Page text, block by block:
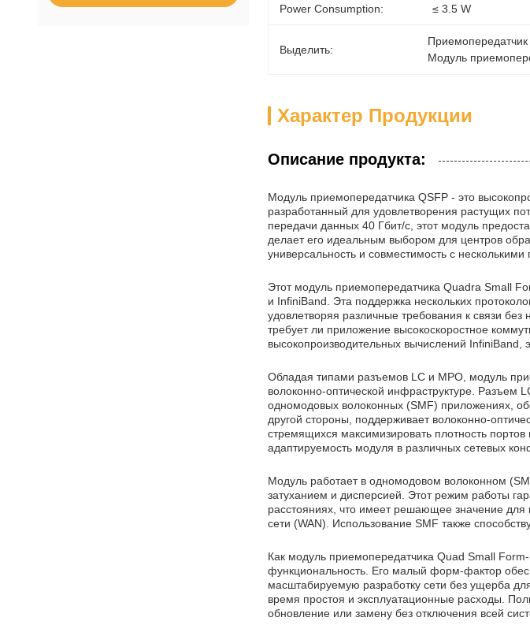
Power Consumption: ≤ 3.5 W
Выделить:
Модуль
Характер Продукции
Описание продукта:
Модуль приемопередатчика QSFP - это
разработанный для удовлетворения растущих
передачи данных 40 Гбит/с, этот модуль
делает его идеальным выбором для центров
универсальность и совместимость с
Этот модуль приемопередатчика Quadra Small
и InfiniBand. Эта поддержка нескольких
удовлетворяя различные требования к связи
требует ли приложение высокоскоростное
высокопроизводительных вычислений InfiniBand,
Обладая типами разъемов LC и MPO, модуль
волоконно-оптической инфраструктуре. Разъем
одномодовых волоконных (SMF) приложениях,
другой стороны, поддерживает волоконно-
стремящихся максимизировать плотность
адаптируемость модуля в различных сетевых
Модуль работает в одномодовом волоконном
затуханием и дисперсией. Этот режим работы
расстояниях, что имеет решающее значение для
сети (WAN). Использование SMF также
Как модуль приемопередатчика Quad Small
функциональность. Его малый форм-фактор
масштабируемую разработку сети без ущерба
время простоя и эксплуатационные расходы.
обновление или замену без отключения всей